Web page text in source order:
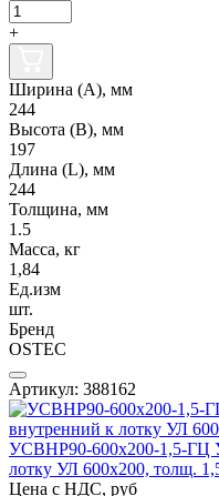
+
Ширина (А), мм
244
Высота (В), мм
197
Длина (L), мм
244
Толщина, мм
1.5
Масса, кг
1,84
Ед.изм
шт.
Бренд
OSTEC
Артикул: 388162
УСВНР90-600х200-1,5-ГЦ
лотку УЛ 600х200, толщ.
Цена с НДС, руб